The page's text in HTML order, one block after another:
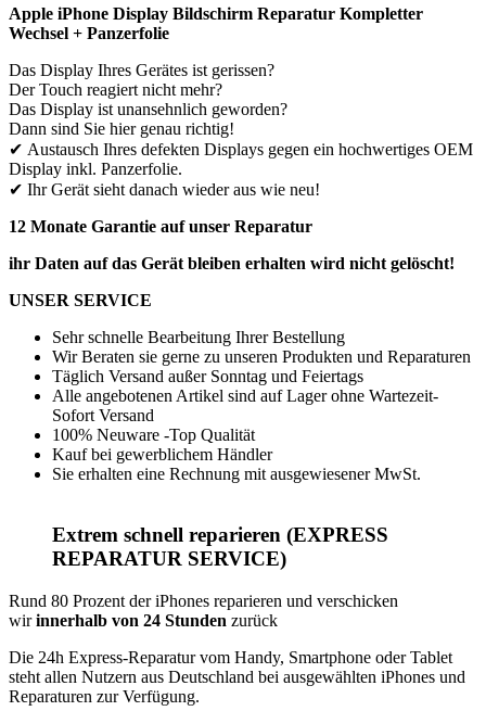
Apple iPhone Display Bildschirm Reparatur Kompletter
Wechsel + Panzerfolie
Das Display Ihres Gerätes ist gerissen?
Der Touch reagiert nicht mehr?
Das Display ist unansehnlich geworden?
Dann sind Sie hier genau richtig!
✔ Austausch Ihres defekten Displays gegen ein hochwertiges OEM
Display inkl. Panzerfolie.
✔ Ihr Gerät sieht danach wieder aus wie neu!
12 Monate Garantie auf unser Reparatur
ihr Daten auf das Gerät bleiben erhalten wird nicht gelöscht!
UNSER SERVICE
Sehr schnelle Bearbeitung Ihrer Bestellung
Wir Beraten sie gerne zu unseren Produkten und Reparaturen
Täglich Versand außer Sonntag und Feiertags
Alle angebotenen Artikel sind auf Lager ohne Wartezeit-
Sofort Versand
100% Neuware -Top Qualität
Kauf bei gewerblichem Händler
Sie erhalten eine Rechnung mit ausgewiesener MwSt.
Extrem schnell reparieren (EXPRESS
REPARATUR SERVICE)
Rund 80 Prozent der iPhones reparieren und verschicken
wirinnerhalb von 24 Stunden zurück
Die 24h Express-Reparatur vom Handy, Smartphone oder Tablet
steht allen Nutzern aus Deutschland bei ausgewählten iPhones und
Reparaturen zur Verfügung.